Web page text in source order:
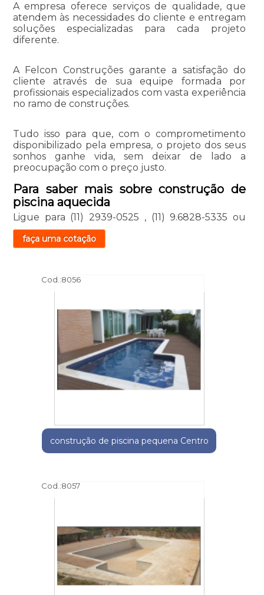
A empresa oferece serviços de qualidade, que
atendem às necessidades do cliente e entregam
soluções especializadas para cada projeto
diferente.
A Felcon Construções garante a satisfação do
cliente através de sua equipe formada por
profissionais especializados com vasta experiência
no ramo de construções.
Tudo isso para que, com o comprometimento
disponibilizado pela empresa, o projeto dos seus
sonhos ganhe vida, sem deixar de lado a
preocupação com o preço justo.
Para saber mais sobre construção de
piscina aquecida
Ligue para (11) 2939-0525 , (11) 9.6828-5335 ou
faça uma cotação
Cod.:8056
construção de piscina pequena Centro
Cod.:8057